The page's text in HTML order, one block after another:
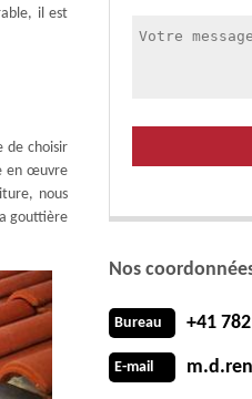
il est
de choisir
en œuvre
nous
gouttière
Nos
Bureau +41
E-mail